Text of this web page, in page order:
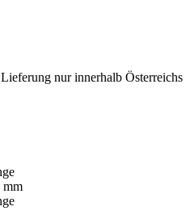
nur innerhalb Österreichs
mm